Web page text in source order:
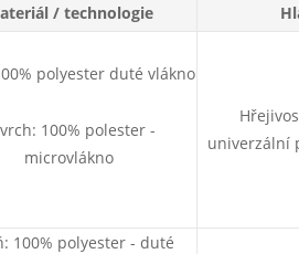
/ technologie
polyester duté vlákno
100% polester -
microvlákno
univerzální
100% polyester - duté